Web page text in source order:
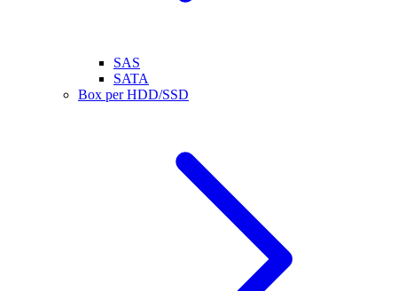
SAS
SATA
Box per HDD/SSD